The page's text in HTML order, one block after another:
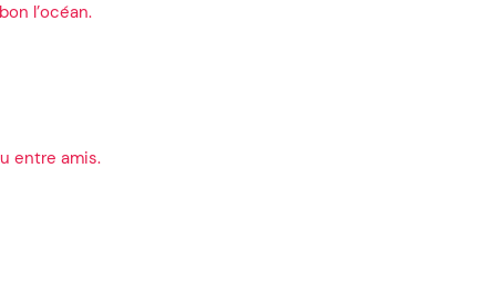
l’océan.
entre amis.